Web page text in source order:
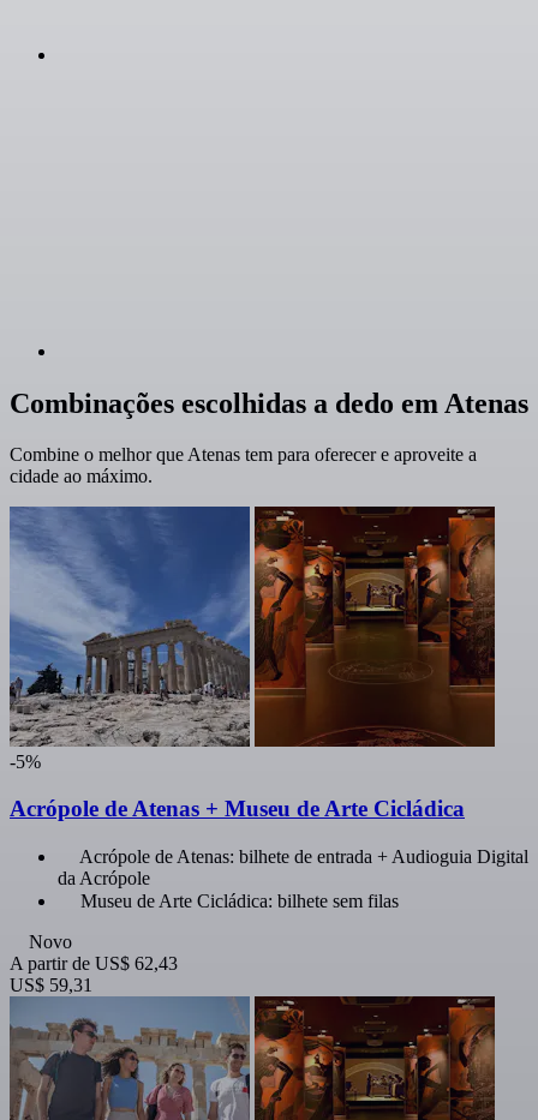
Combinações escolhidas a dedo em Atenas
Combine o melhor que Atenas tem para oferecer e aproveite a
cidade ao máximo.
-5%
Acrópole de Atenas + Museu de Arte Cicládica
Acrópole de Atenas: bilhete de entrada + Audioguia Digital
da Acrópole
Museu de Arte Cicládica: bilhete sem filas
Novo
A partir de US$ 62,43
US$ 59,31